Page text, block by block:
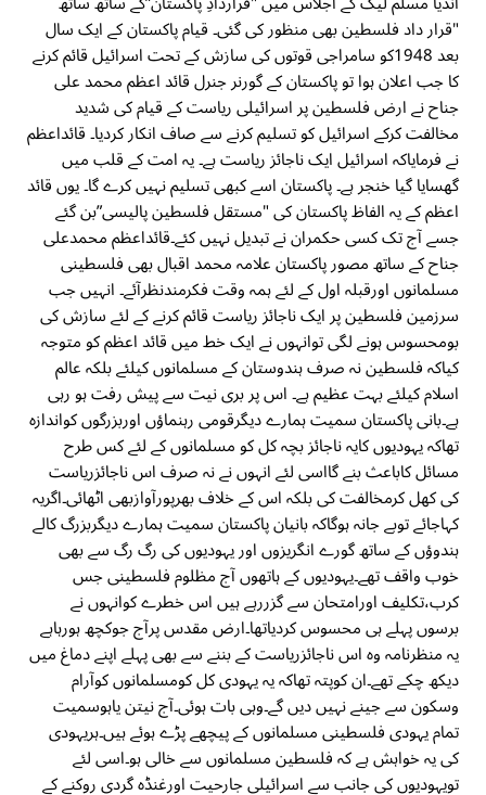
"قرار داد فلسطین بھی منظور کی گئی۔ قیام پاکستان کے ایک سال
بعد 1948کو سامراجی قوتوں کی سازش کے تحت اسرائیل قائم کرنے
کا جب اعلان ہوا تو پاکستان کے گورنر جنرل قائد اعظم محمد علی
جناح نے ارض فلسطین پر اسرائیلی ریاست کے قیام کی شدید
مخالفت کرکے اسرائیل کو تسلیم کرنے سے صاف انکار کردیا۔ قائداعظم
نے فرمایاکہ اسرائیل ایک ناجائز ریاست ہے۔ یہ امت کے قلب میں
گھسایا گیا خنجر ہے۔ پاکستان اسے کبھی تسلیم نہیں کرے گا۔ یوں قائد
اعظم کے یہ الفاظ پاکستان کی "مستقل فلسطین پالیسی”بن گئے
جسے آج تک کسی حکمران نے تبدیل نہیں کئے۔قائداعظم محمدعلی
جناح کے ساتھ مصور پاکستان علامہ محمد اقبال بھی فلسطینی
مسلمانوں اورقبلہ اول کے لئے ہمہ وقت فکرمندنظرآئے۔ انہیں جب
سرزمین فلسطین پر ایک ناجائز ریاست قائم کرنے کے لئے سازش کی
بومحسوس ہونے لگی توانہوں نے ایک خط میں قائد اعظم کو متوجہ
کیاکہ فلسطین نہ صرف ہندوستان کے مسلمانوں کیلئے بلکہ عالم
اسلام کیلئے بہت عظیم ہے۔ اس پر بری نیت سے پیش رفت ہو رہی
ہے۔بانی پاکستان سمیت ہمارے دیگرقومی رہنماؤں اوربزرگوں کواندازہ
تھاکہ یہودیوں کایہ ناجائز بچہ کل کو مسلمانوں کے لئے کس طرح
مسائل کاباعث بنے گااسی لئے انہوں نے نہ صرف اس ناجائزریاست
کی کھل کرمخالفت کی بلکہ اس کے خلاف بھرپورآوازبھی اٹھائی۔اگریہ
کہاجائے توبے جانہ ہوگاکہ بانیان پاکستان سمیت ہمارے دیگربزرگ کالے
ہندوؤں کے ساتھ گورے انگریزوں اور یہودیوں کی رگ رگ سے بھی
خوب واقف تھے۔یہودیوں کے ہاتھوں آج مظلوم فلسطینی جس
کرب،تکلیف اورامتحان سے گزررہے ہیں اس خطرے کوانہوں نے
برسوں پہلے ہی محسوس کردیاتھا۔ارض مقدس پرآج جوکچھ ہورہاہے
یہ منظرنامہ وہ اس ناجائزریاست کے بننے سے بھی پہلے اپنے دماغ میں
دیکھ چکے تھے۔ان کوپتہ تھاکہ یہ یہودی کل کومسلمانوں کوآرام
وسکون سے جینے نہیں دیں گے۔وہی بات ہوئی۔آج نیتن یاہوسمیت
تمام یہودی فلسطینی مسلمانوں کے پیچھے پڑے ہوئے ہیں۔ہریہودی
کی یہ خواہش ہے کہ فلسطین مسلمانوں سے خالی ہو۔اسی لئے
تویہودیوں کی جانب سے اسرائیلی جارحیت اورغنڈہ گردی روکنے کے